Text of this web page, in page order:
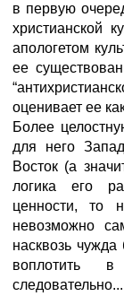
в первую
христианской
апологетом
ее
оценивает ее
Более
для него
Восток (а
логика его
ценности, то
невозможно
насквозь
воплотить